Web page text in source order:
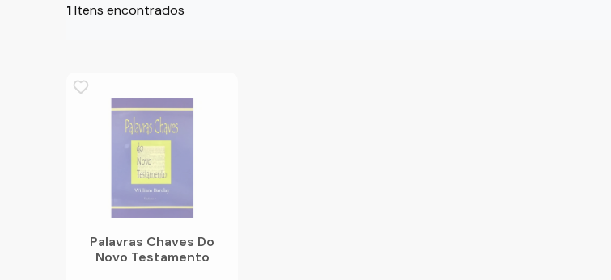
1Itens encontrados
Palavras Chaves Do
Novo Testamento